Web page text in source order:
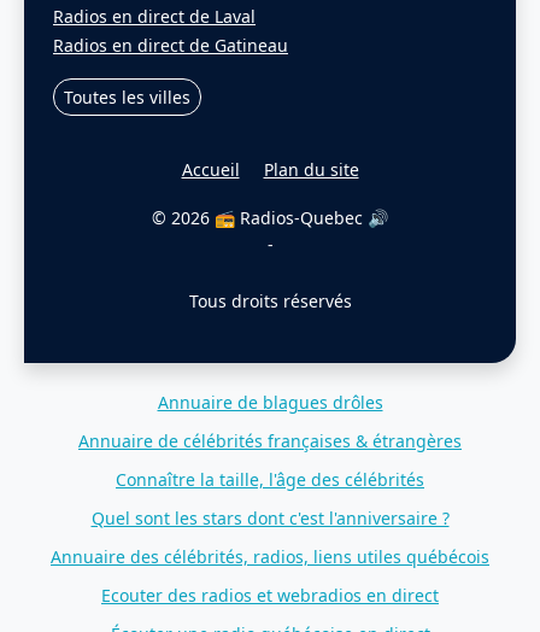
Radios en direct de Laval
Radios en direct de Gatineau
Toutes les villes
Accueil Plan du site
© 2026 📻 Radios-Quebec 🔊
-
Tous droits réservés
Annuaire de blagues drôles
Annuaire de célébrités françaises & étrangères
Connaître la taille, l'âge des célébrités
Quel sont les stars dont c'est l'anniversaire ?
Annuaire des célébrités, radios, liens utiles québécois
Ecouter des radios et webradios en direct